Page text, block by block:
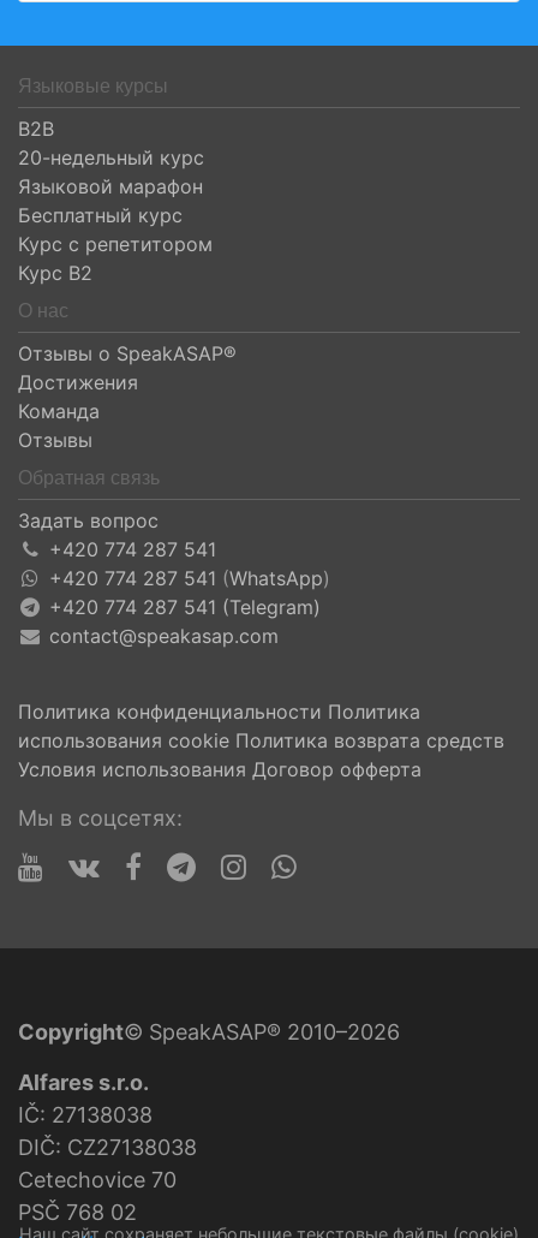
Языковые курсы
B2B
20-недельный курс
Языковой марафон
Бесплатный курс
Курс с репетитором
Курс B2
О нас
Отзывы о SpeakASAP®
Достижения
Команда
Отзывы
Обратная связь
Задать вопрос
+420 774 287 541
+420 774 287 541 (WhatsApp)
+420 774 287 541 (Telegram)
contact@speakasap.com
Политика конфиденциальности Политика
использования cookie Политика возврата средств
Условия использования Договор офферта
Мы в соцсетях:
Copyright© SpeakASAP® 2010–2026
Alfares s.r.o.
IČ: 27138038
DIČ: CZ27138038
Cetechovice 70
PSČ 768 02
Наш сайт сохраняет небольшие текстовые файлы (cookie)